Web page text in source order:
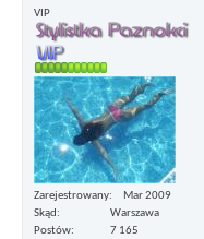
VIP
Zarejestrowany
Mar 2009
Skąd
Warszawa
Postów
7 165